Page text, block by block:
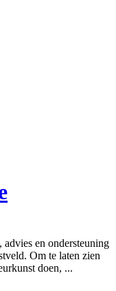
en ondersteuning
Om te laten zien
doen, ...